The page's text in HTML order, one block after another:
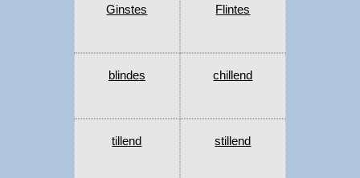
Ginstes Flintes
blindes chillend
tillend stillend